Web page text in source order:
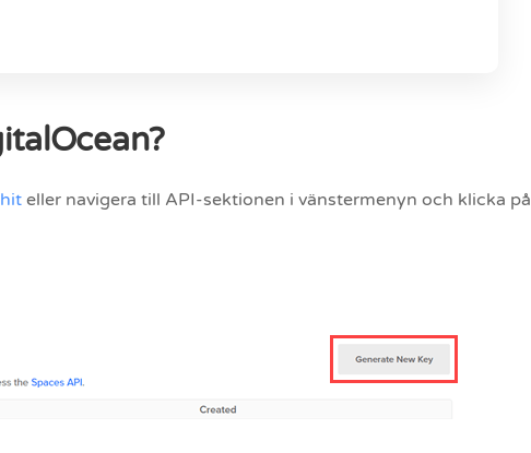
hit eller navigera till API-sektionen i vänstermenyn och klicka på